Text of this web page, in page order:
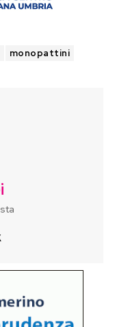
monopattini